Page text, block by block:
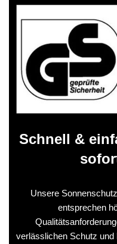
Schnell &
Unsere
entsprechen
verlässlichen Schutz und